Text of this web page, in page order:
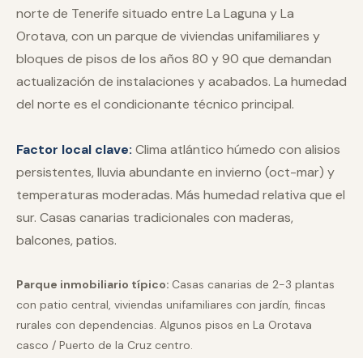
norte de Tenerife situado entre La Laguna y La
Orotava, con un parque de viviendas unifamiliares y
bloques de pisos de los años 80 y 90 que demandan
actualización de instalaciones y acabados. La humedad
del norte es el condicionante técnico principal.
Factor local clave: Clima atlántico húmedo con alisios
persistentes, lluvia abundante en invierno (oct-mar) y
temperaturas moderadas. Más humedad relativa que el
sur. Casas canarias tradicionales con maderas,
balcones, patios.
Parque inmobiliario típico: Casas canarias de 2-3 plantas
con patio central, viviendas unifamiliares con jardín, fincas
rurales con dependencias. Algunos pisos en La Orotava
casco / Puerto de la Cruz centro.